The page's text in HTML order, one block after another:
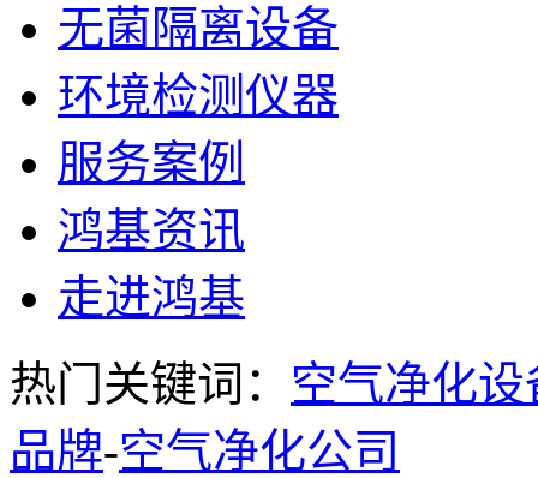
无菌隔离设备
环境检测仪器
服务案例
鸿基资讯
走进鸿基
热门关键词： 空气净化设
品牌-空气净化公司